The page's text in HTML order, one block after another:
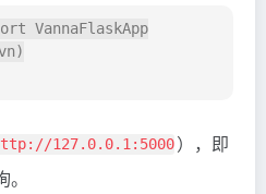
VannaFlaskApp
127.0.0.1:5000），即